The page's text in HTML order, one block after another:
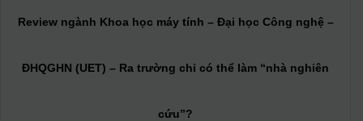
Review ngành Khoa học máy tính – Đại học Công nghệ –
ĐHQGHN (UET) – Ra trường chỉ có thể làm “nhà nghiên
cứu”?